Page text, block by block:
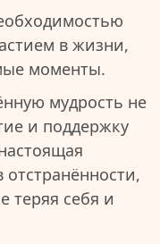
в жизни,
моменты.
мудрость не
и поддержку
отстранённости,
теряя себя и